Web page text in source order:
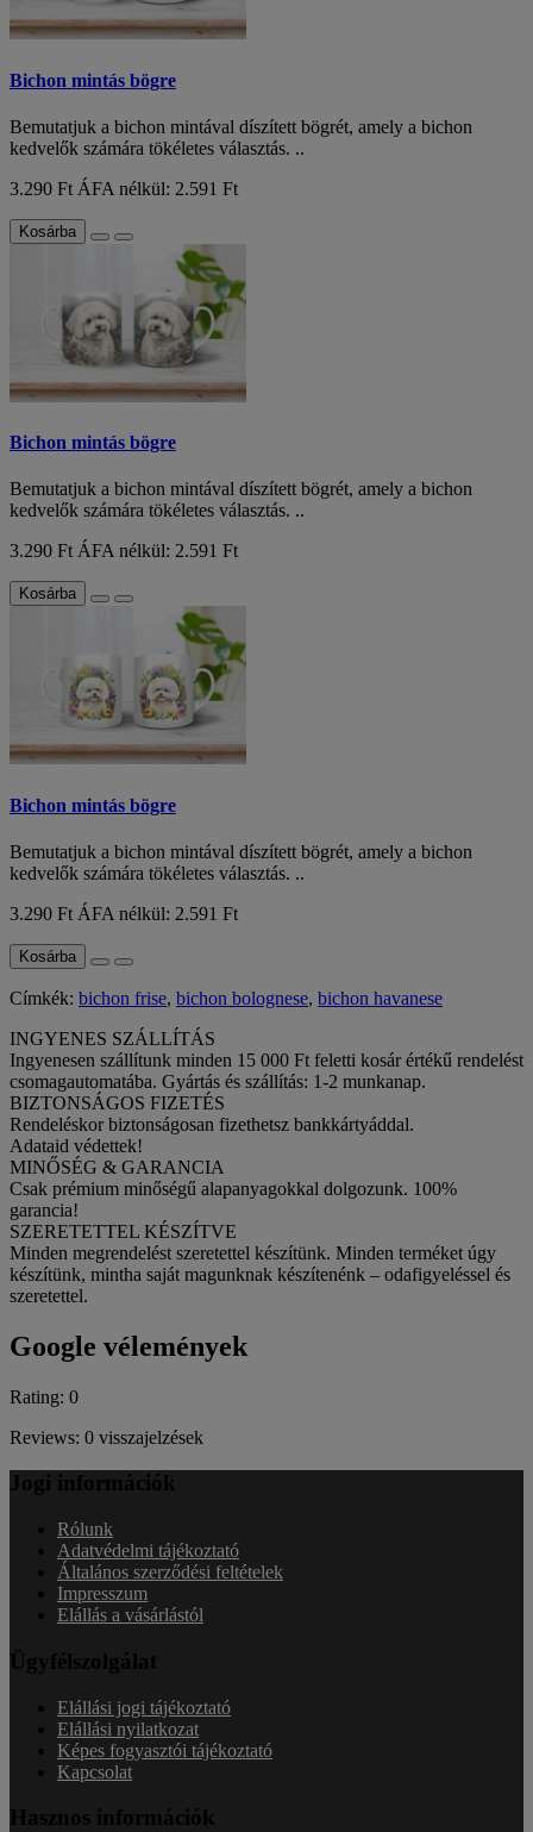
Bichon mintás bögre
Bemutatjuk a bichon mintával díszített bögrét, amely a bichon
kedvelők számára tökéletes választás. ..
3.290 Ft ÁFA nélkül: 2.591 Ft
Kosárba
Bichon mintás bögre
Bemutatjuk a bichon mintával díszített bögrét, amely a bichon
kedvelők számára tökéletes választás. ..
3.290 Ft ÁFA nélkül: 2.591 Ft
Kosárba
Bichon mintás bögre
Bemutatjuk a bichon mintával díszített bögrét, amely a bichon
kedvelők számára tökéletes választás. ..
3.290 Ft ÁFA nélkül: 2.591 Ft
Kosárba
Címkék: bichon frise, bichon bolognese, bichon havanese
INGYENES SZÁLLÍTÁS
Ingyenesen szállítunk minden 15 000 Ft feletti kosár értékű rendelést
csomagautomatába. Gyártás és szállítás: 1-2 munkanap.
BIZTONSÁGOS FIZETÉS
Rendeléskor biztonságosan fizethetsz bankkártyáddal.
Adataid védettek!
MINŐSÉG & GARANCIA
Csak prémium minőségű alapanyagokkal dolgozunk. 100%
garancia!
SZERETETTEL KÉSZÍTVE
Minden megrendelést szeretettel készítünk. Minden terméket úgy
készítünk, mintha saját magunknak készítenénk – odafigyeléssel és
szeretettel.
Google vélemények
Rating: 0
Reviews: 0 visszajelzések
Jogi információk
Rólunk
Adatvédelmi tájékoztató
Általános szerződési feltételek
Impresszum
Elállás a vásárlástól
Ügyfélszolgálat
Elállási jogi tájékoztató
Elállási nyilatkozat
Képes fogyasztói tájékoztató
Kapcsolat
Hasznos információk